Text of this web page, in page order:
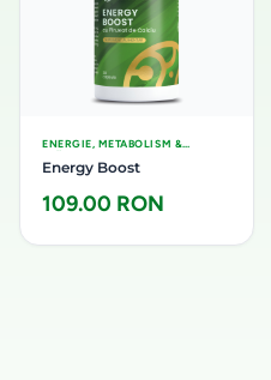
ENERGIE, METABOLISM &
Energy Boost
109.00 RON